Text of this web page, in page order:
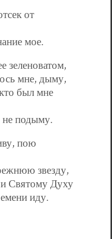
от
мое.
зеленоватом,
мне, дыму,
был мне
подыму.
пою
звезду,
Святому Духу
иду.